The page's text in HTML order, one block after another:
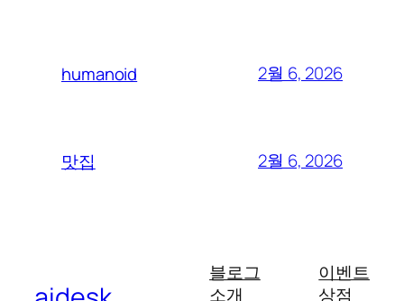
humanoid 2월 6, 2026
맛집 2월 6, 2026
블로그
소개
이벤트
상점